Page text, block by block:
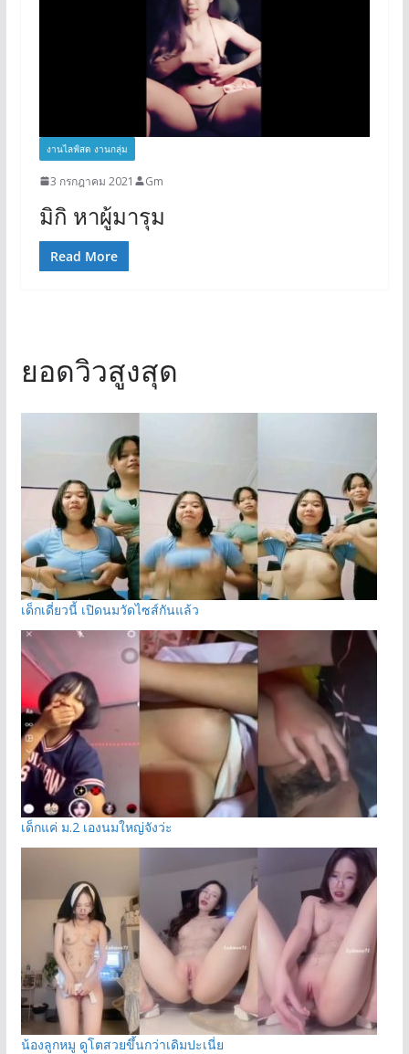
งานไลฟ์สด งานกลุ่ม
3 กรกฎาคม 2021 Gm
มิกิ หาผู้มารุม
Read More
ยอดวิวสูงสุด
เด็กเดี่ยวนี้ เปิดนมวัดไซส์กันแล้ว
เด็กแค่ ม.2 เองนมใหญ่จังว่ะ
น้องลูกหมู ดูโตสวยขึ้นกว่าเดิมปะเนี่ย